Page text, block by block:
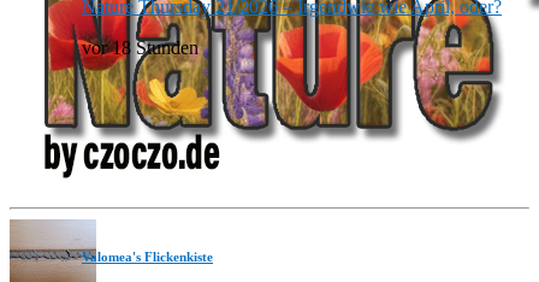
Nature Thursday 21/2026 – Irgendwie wie April, oder?
vor 18 Stunden
Valomea's Flickenkiste